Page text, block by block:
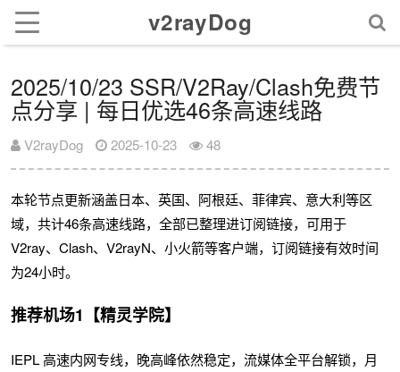
v2rayDog
2025/10/23 SSR/V2Ray/Clash免费节
点分享 | 每日优选46条高速线路
V2rayDog 2025-10-23 48
本轮节点更新涵盖日本、英国、阿根廷、菲律宾、意大利等区
域，共计46条高速线路，全部已整理进订阅链接，可用于
V2ray、Clash、V2rayN、小火箭等客户端，订阅链接有效时间
为24小时。
推荐机场1【精灵学院】
IEPL 高速内网专线，晚高峰依然稳定，流媒体全平台解锁，月